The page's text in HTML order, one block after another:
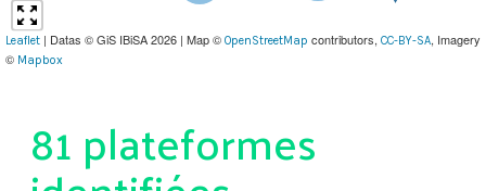
Leaflet | Datas © GiS IBiSA 2026 | Map © OpenStreetMap contributors, CC-BY-SA, Imagery
© Mapbox
81 plateformes